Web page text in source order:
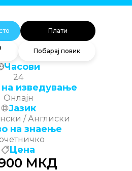
Плати
Побарај повик
Часови
24
изведување
Онлајн
Јазик
/ Англиски
на знаење
Цена
МКД